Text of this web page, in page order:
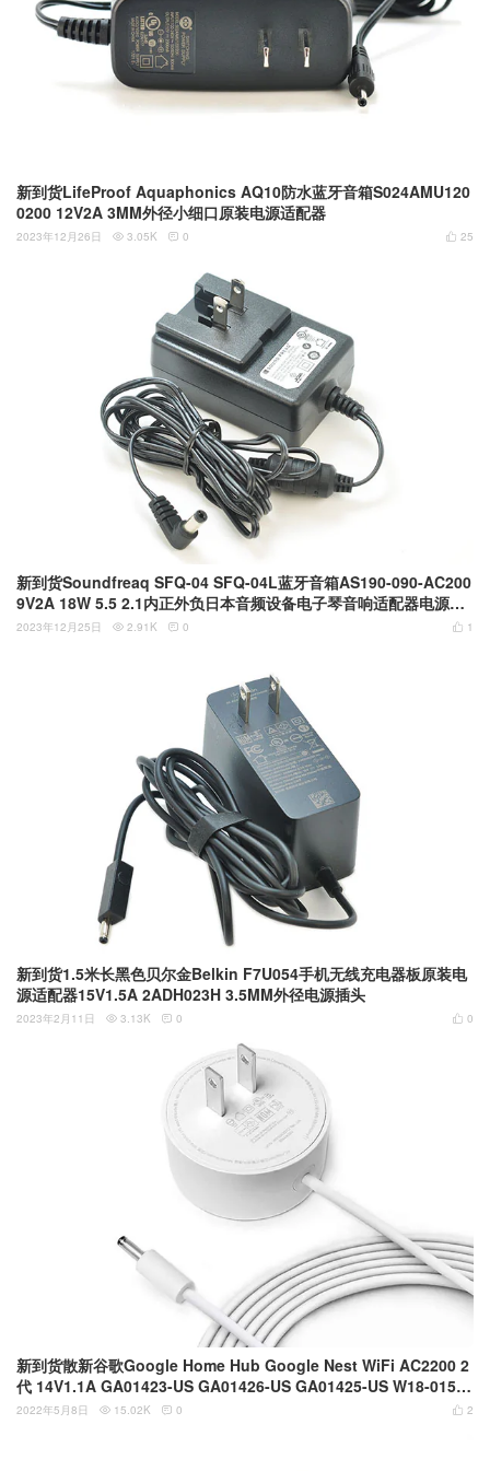
新到货LifeProof Aquaphonics AQ10防水蓝牙音箱S024AMU120
0200 12V2A 3MM外径小细口原装电源适配器
 25
2023年12月26日  3.05K  0
新到货Soundfreaq SFQ-04 SFQ-04L蓝牙音箱AS190-090-AC200
9V2A 18W 5.5 2.1内正外负日本音频设备电子琴音响适配器电源适
配器
 1
2023年12月25日  2.91K  0
新到货1.5米长黑色贝尔金Belkin F7U054手机无线充电器板原装电
源适配器15V1.5A 2ADH023H 3.5MM外径电源插头
 0
2023年2月11日  3.13K  0
新到货散新谷歌Google Home Hub Google Nest WiFi AC2200 2
代 14V1.1A GA01423-US GA01426-US GA01425-US W18-015N
1A W18-015N1C G1015-US G1028电源适配器
 2
2022年5月8日  15.02K  0